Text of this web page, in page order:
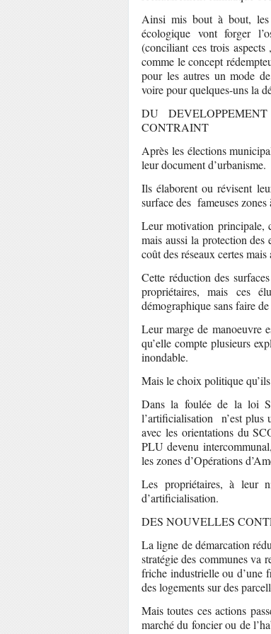
Ainsi mis bout à bout, les
écologique vont forger
(conciliant ces trois
comme le concept
pour les autres un mode
voire pour quelques-uns la
DU
CONTRAINT
Après les élections
leur document d’urbanisme.
Ils élaborent ou révisent
surface des fameuses zones
Leur motivation principale,
mais aussi la protection
coût des réseaux certes
Cette réduction des
propriétaires, mais ces
démographique sans faire
Leur marge de manoeuvre
qu’elle compte plusieurs
inondable.
Mais le choix politique
Dans la foulée de la loi
l’artificialisation n’est
avec les orientations du
PLU devenu
les zones d’Opérations
Les propriétaires, à leur
d’artificialisation.
DES NOUVELLES
La ligne de démarcation
stratégie des communes va
friche industrielle ou d’une
des logements sur des
Mais toutes ces actions
marché du foncier ou de